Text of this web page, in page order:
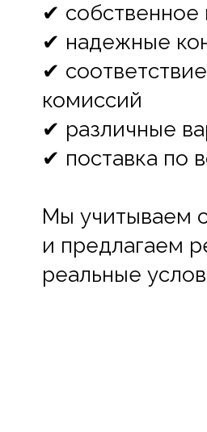
✔ собственное
✔ надежные
✔
комиссий
✔ различные
✔ поставка по
Мы учитываем
и предлагаем
реальные